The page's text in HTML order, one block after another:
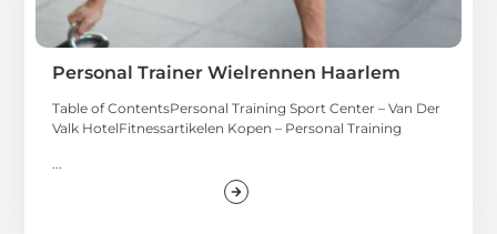
Personal Trainer Wielrennen Haarlem
Table of ContentsPersonal Training Sport Center – Van Der
Valk HotelFitnessartikelen Kopen – Personal Training
...